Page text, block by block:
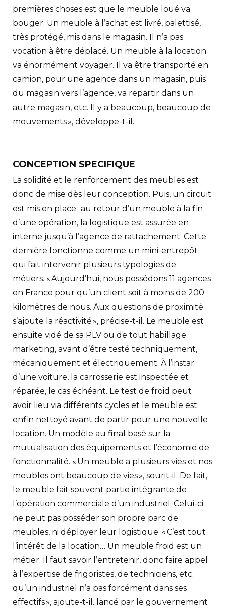
premières choses est que le meuble loué va
bouger. Un meuble à l’achat est livré, palettisé,
très protégé, mis dans le magasin. Il n’a pas
vocation à être déplacé. Un meuble à la location
va énormément voyager. Il va être transporté en
camion, pour une agence dans un magasin, puis
du magasin vers l’agence, va repartir dans un
autre magasin, etc. Il y a beaucoup, beaucoup de
mouvements », développe-t-il.
CONCEPTION SPECIFIQUE
La solidité et le renforcement des meubles est
donc de mise dès leur conception. Puis, un circuit
est mis en place : au retour d’un meuble à la fin
d’une opération, la logistique est assurée en
interne jusqu’à l’agence de rattachement. Cette
dernière fonctionne comme un mini-entrepôt
qui fait intervenir plusieurs typologies de
métiers. « Aujourd’hui, nous possédons 11 agences
en France pour qu’un client soit à moins de 200
kilomètres de nous. Aux questions de proximité
s’ajoute la réactivité », précise-t-il. Le meuble est
ensuite vidé de sa PLV ou de tout habillage
marketing, avant d’être testé techniquement,
mécaniquement et électriquement. À l’instar
d’une voiture, la carrosserie est inspectée et
réparée, le cas échéant. Le test de froid peut
avoir lieu via différents cycles et le meuble est
enfin nettoyé avant de partir pour une nouvelle
location. Un modèle au final basé sur la
mutualisation des équipements et l’économie de
fonctionnalité. « Un meuble a plusieurs vies et nos
meubles ont beaucoup de vies », sourit-il. De fait,
le meuble fait souvent partie intégrante de
l’opération commerciale d’un industriel. Celui-ci
ne peut pas posséder son propre parc de
meubles, ni déployer leur logistique. « C’est tout
l’intérêt de la location… Un meuble froid est un
métier. Il faut savoir l’entretenir, donc faire appel
à l’expertise de frigoristes, de techniciens, etc.
qu’un industriel n’a pas forcément dans ses
effectifs », ajoute-t-il. lancé par le gouvernement